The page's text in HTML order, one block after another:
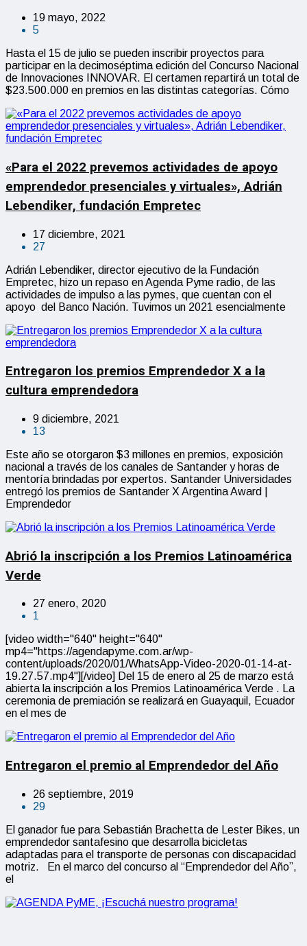
19 mayo, 2022
5
Hasta el 15 de julio se pueden inscribir proyectos para
participar en la decimoséptima edición del Concurso Nacional
de Innovaciones INNOVAR. El certamen repartirá un total de
$23.500.000 en premios en las distintas categorías. Cómo
«Para el 2022 prevemos actividades de apoyo
emprendedor presenciales y virtuales», Adrián
Lebendiker, fundación Empretec
17 diciembre, 2021
27
Adrián Lebendiker, director ejecutivo de la Fundación
Empretec, hizo un repaso en Agenda Pyme radio, de las
actividades de impulso a las pymes, que cuentan con el
apoyo del Banco Nación. Tuvimos un 2021 esencialmente
Entregaron los premios Emprendedor X a la
cultura emprendedora
9 diciembre, 2021
13
Este año se otorgaron $3 millones en premios, exposición
nacional a través de los canales de Santander y horas de
mentoría brindadas por expertos. Santander Universidades
entregó los premios de Santander X Argentina Award |
Emprendedor
Abrió la inscripción a los Premios Latinoamérica
Verde
27 enero, 2020
1
[video width="640" height="640"
mp4="https://agendapyme.com.ar/wp-
content/uploads/2020/01/WhatsApp-Video-2020-01-14-at-
19.27.57.mp4"][/video] Del 15 de enero al 25 de marzo está
abierta la inscripción a los Premios Latinoamérica Verde . La
ceremonia de premiación se realizará en Guayaquil, Ecuador
en el mes de
Entregaron el premio al Emprendedor del Año
26 septiembre, 2019
29
El ganador fue para Sebastián Brachetta de Lester Bikes, un
emprendedor santafesino que desarrolla bicicletas
adaptadas para el transporte de personas con discapacidad
motriz. En el marco del concurso al “Emprendedor del Año”,
el